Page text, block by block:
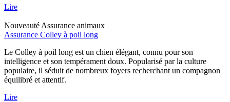
Lire
Nouveauté Assurance animaux
Assurance Colley à poil long
Le Colley à poil long est un chien élégant, connu pour son
intelligence et son tempérament doux. Popularisé par la culture
populaire, il séduit de nombreux foyers recherchant un compagnon
équilibré et attentif.
Lire